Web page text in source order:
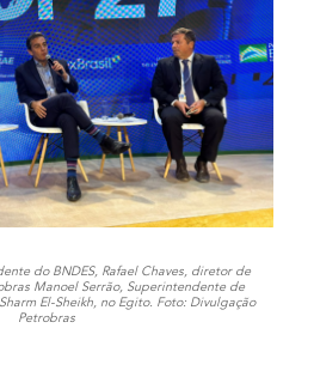
do BNDES, Rafael Chaves, diretor de
Manoel Serrão, Superintendente de
El-Sheikh, no Egito. Foto: Divulgação
Petrobras